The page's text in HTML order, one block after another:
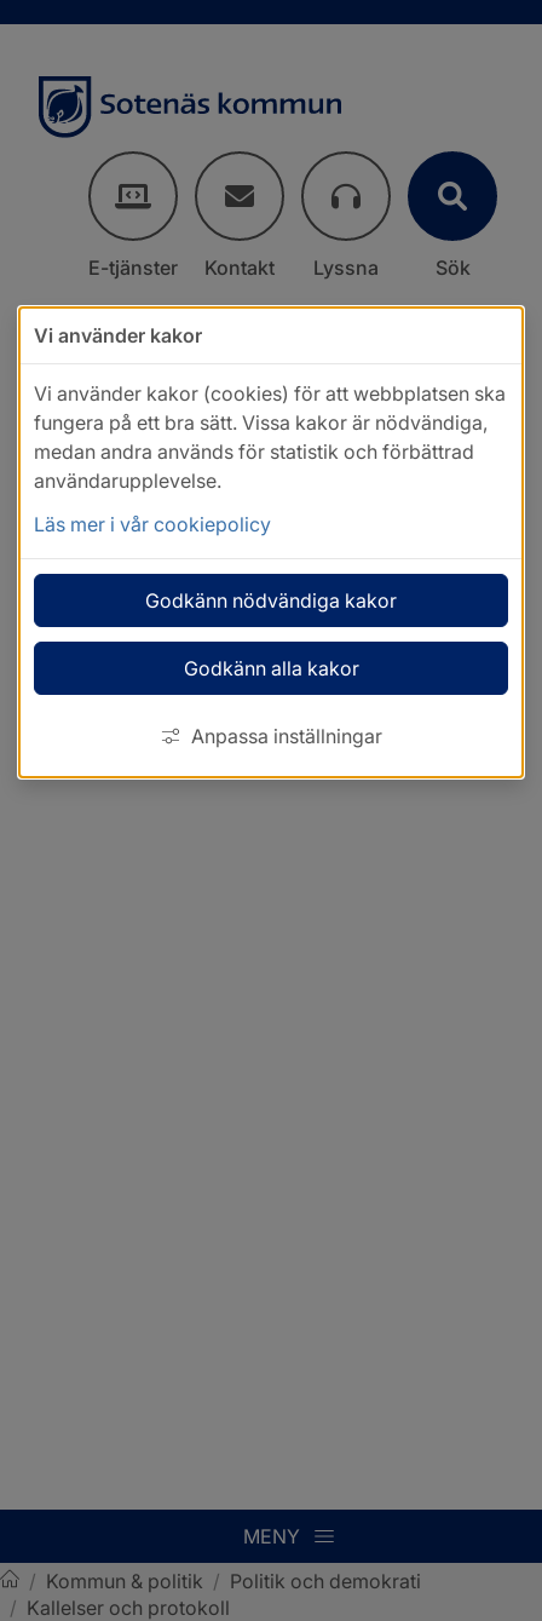
E-tjänster Kontakt Lyssna Sök
MENY
Sotenäs kommun
/ Kommun & politik / Politik och demokrati
/ Kallelser och protokoll
Vi använder kakor
Vi använder kakor (cookies) för att webbplatsen ska
fungera på ett bra sätt. Vissa kakor är nödvändiga,
medan andra används för statistik och förbättrad
användarupplevelse.
Läs mer i vår cookiepolicy
Godkänn nödvändiga kakor
Godkänn alla kakor
Anpassa inställningar